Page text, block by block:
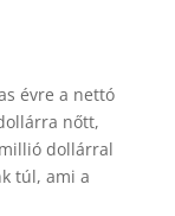
évre a nettó
nőtt,
dollárral
túl, ami a